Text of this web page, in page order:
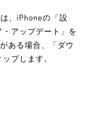
、iPhoneの「設
アップデート」を
ある場合、「ダウ
プします。